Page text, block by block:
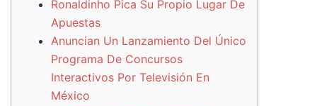
Ronaldinho Pica Su Propio Lugar De
Apuestas
Anuncian Un Lanzamiento Del Único
Programa De Concursos
Interactivos Por Televisión En
México